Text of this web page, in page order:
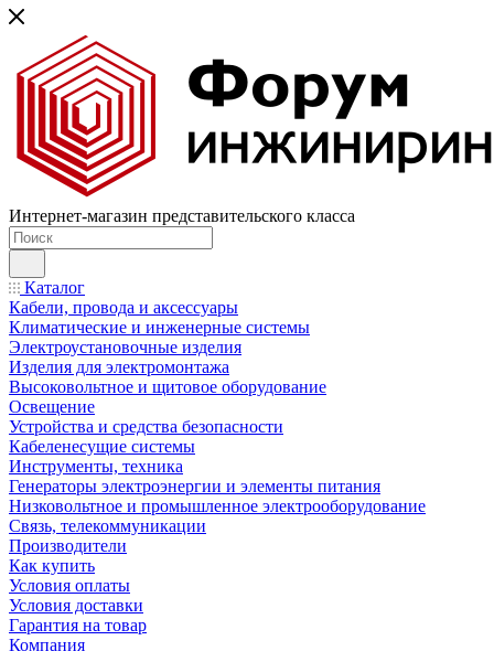
Интернет-магазин представительского класса
Каталог
Кабели, провода и аксессуары
Климатические и инженерные системы
Электроустановочные изделия
Изделия для электромонтажа
Высоковольтное и щитовое оборудование
Освещение
Устройства и средства безопасности
Кабеленесущие системы
Инструменты, техника
Генераторы электроэнергии и элементы питания
Низковольтное и промышленное электрооборудование
Связь, телекоммуникации
Производители
Как купить
Условия оплаты
Условия доставки
Гарантия на товар
Компания